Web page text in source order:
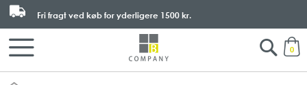
0
Fri fragt ved køb for yderligere 1500 kr.
Search